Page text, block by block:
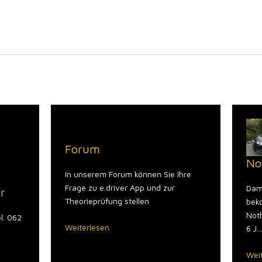
062
Forum
In unserem Forum können Sie Ihre
Frage zu e.driver App und zur
Theorieprüfung stellen
Weiterlesen
6 J...